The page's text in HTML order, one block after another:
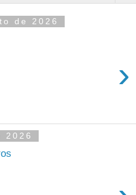
de 2026
›
2026